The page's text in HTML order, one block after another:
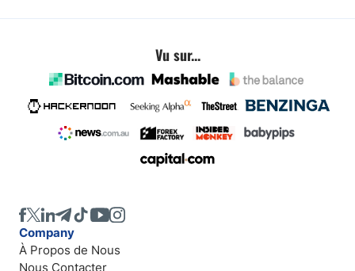
Vu sur...
Company
À Propos de Nous
Nous Contacter